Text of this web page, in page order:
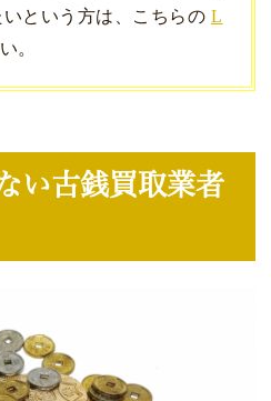
という方は、こちらの L
。
い古銭買取業者